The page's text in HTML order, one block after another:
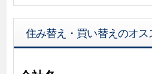
住み替え・買い替えのオ